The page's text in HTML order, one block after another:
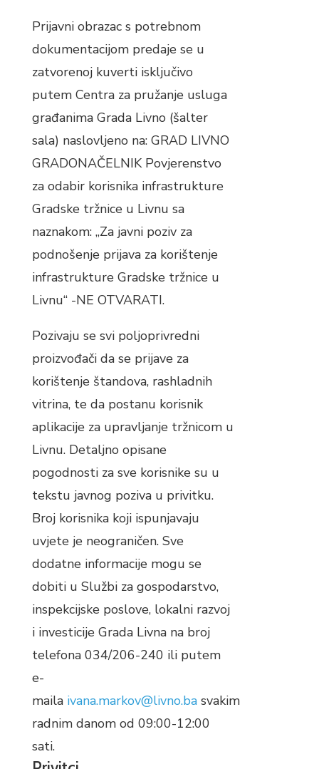
Prijavni obrazac s potrebnom
dokumentacijom predaje se u
zatvorenoj kuverti isključivo
putem Centra za pružanje usluga
građanima Grada Livno (šalter
sala) naslovljeno na: GRAD LIVNO
GRADONAČELNIK Povjerenstvo
za odabir korisnika infrastrukture
Gradske tržnice u Livnu sa
naznakom: „Za javni poziv za
podnošenje prijava za korištenje
infrastrukture Gradske tržnice u
Livnu“ -NE OTVARATI.
Pozivaju se svi poljoprivredni
proizvođači da se prijave za
korištenje štandova, rashladnih
vitrina, te da postanu korisnik
aplikacije za upravljanje tržnicom u
Livnu. Detaljno opisane
pogodnosti za sve korisnike su u
tekstu javnog poziva u privitku.
Broj korisnika koji ispunjavaju
uvjete je neograničen. Sve
dodatne informacije mogu se
dobiti u Službi za gospodarstvo,
inspekcijske poslove, lokalni razvoj
i investicije Grada Livna na broj
telefona 034/206-240 ili putem
e-
maila ivana.markov@livno.basvakim
radnim danom od 09:00-12:00
sati.